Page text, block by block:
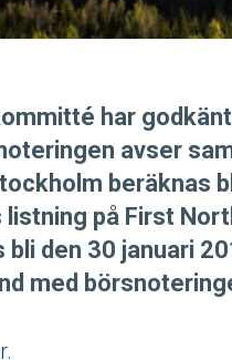
har
avser
beräknas
på First
den 30 januari
med